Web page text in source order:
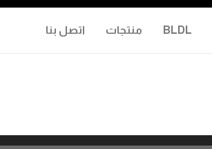
BLDL منتجات اتصل بنا